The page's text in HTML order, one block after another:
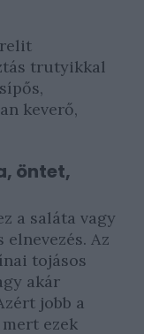
trutyikkal
keverő,
öntet,
a saláta vagy
Az
tojásos
akár
jobb a
ezek